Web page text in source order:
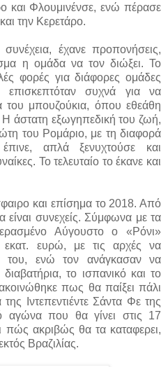
και Φλουμινένσε, ενώ πέρασε
την Κερετάρο.
συνέχεια, έχανε προπονήσεις,
η ομάδα να τον διώξει. Το
φορές για διάφορες ομάδες
συχνά για να
του μπουζούκια, όπου εθεάθη
άστατη εξωγηπεδική του ζωή,
του Ρομάριο, με τη διαφορά
απλά ξενυχτούσε και
Το τελευταίο το έκανε και
και επίσημα το 2018. Από
είναι συνεχείς. Σύμφωνα με τα
Αύγουστο ο «Ρόνι»
ευρώ, με τις αρχές να
του, ενώ τον ανάγκασαν να
το ισπανικό και το
πως θα παίξει πάλι
Ιντεπεντιέντε Σάντα Φε της
αγώνα που θα γίνει στις 17
πώς ακριβώς θα τα καταφερει,
Βραζιλίας.